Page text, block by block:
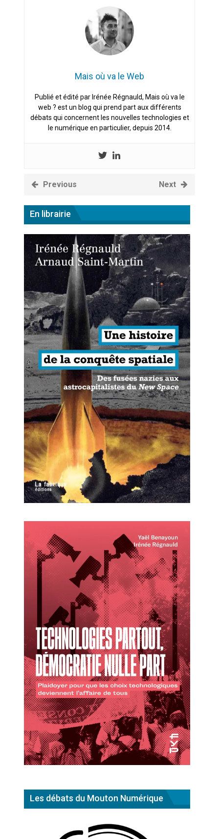
Mais où va le Web
Publié et édité par Irénée Régnauld, Mais où va le
web ? est un blog qui prend part aux différents
débats qui concernent les nouvelles technologies et
le numérique en particulier, depuis 2014.
Previous Next
En librairie
Les débats du Mouton Numérique